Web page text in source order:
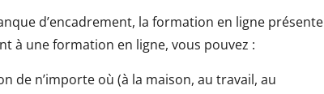
d’encadrement, la formation en ligne présente
à une formation en ligne, vous pouvez :
de n’importe où (à la maison, au travail, au